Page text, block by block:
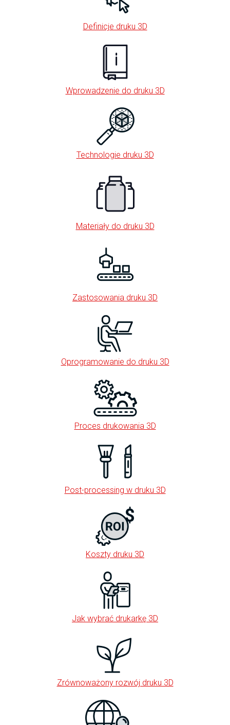
Definicje druku 3D
Wprowadzenie do druku 3D
Technologie druku 3D
Materiały do druku 3D
Zastosowania druku 3D
Oprogramowanie do druku 3D
Proces drukowania 3D
Post-processing w druku 3D
Koszty druku 3D
Jak wybrać drukarkę 3D
Zrównoważony rozwój druku 3D